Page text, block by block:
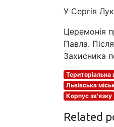
У Сергія
Церемонія
Павла.
Захисника
Територіальна
Львівська
Корпус зв'язку
Related